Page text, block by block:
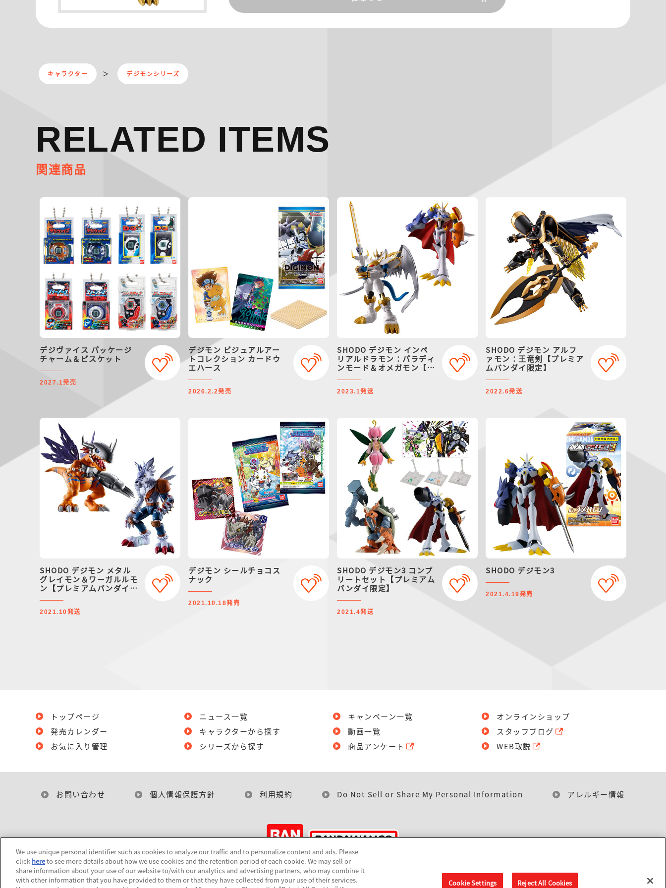
キャラクター デジモンシリーズ
RELATED ITEMS
関連商品
デジヴァイス パッケージ
チャーム＆ビスケット
2027.1発売
デジモン ビジュアルアー
トコレクション カードウ
エハース
2026.2.2発売
SHODO デジモン インペ
リアルドラモン：パラディ
ンモード＆オメガモン【プ
2023.1発送
SHODO デジモン アルフ
ァモン：王竜剣【プレミア
ムバンダイ限定】
2022.6発送
SHODO デジモン メタル
グレイモン＆ワーガルルモ
ン【プレミアムバンダイ限
2021.10発送
デジモン シールチョコス
ナック
2021.10.18発売
SHODO デジモン3 コンプ
リートセット【プレミアム
バンダイ限定】
2021.4発送
SHODO デジモン3
2021.4.19発売
トップページ
発売カレンダー
お気に入り管理
ニュース一覧
キャラクターから探す
シリーズから探す
キャンペーン一覧
動画一覧
商品アンケート
オンラインショップ
スタッフブログ
WEB取説
お問い合わせ 個人情報保護方針 利用規約 Do Not Sell or Share My Personal Information アレルギー情報
©BANDAI
We use unique personal identifier such as cookies to analyze our traffic and to personalize content and ads. Please
click hereto see more details about how we use cookies and the retention period of each cookie. We may sell or
share information about your use of our website to/with our analytics and advertising partners, who may combine it
with other information that you have provided to them or that they have collected from your use of their services.
Cookie Settings Reject All Cookies